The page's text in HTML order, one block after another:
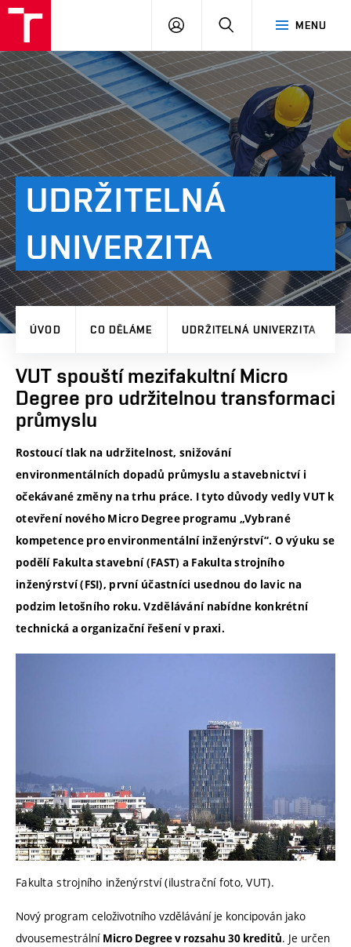
MENU
PŘIHLÁSIT
UDRŽITELNÁ
UNIVERZITA
ÚVOD CO DĚLÁME UDRŽITELNÁ UNIVERZITA
VUT spouští mezifakultní Micro
Degree pro udržitelnou transformaci
průmyslu
Rostoucí tlak na udržitelnost, snižování
environmentálních dopadů průmyslu a stavebnictví i
očekávané změny na trhu práce. I tyto důvody vedly VUT k
otevření nového Micro Degree programu „Vybrané
kompetence pro environmentální inženýrství“. O výuku se
podělí Fakulta stavební (FAST) a Fakulta strojního
inženýrství (FSI), první účastníci usednou do lavic na
podzim letošního roku. Vzdělávání nabídne konkrétní
technická a organizační řešení v praxi.
Fakulta strojního inženýrství (ilustrační foto, VUT).
Nový program celoživotního vzdělávání je koncipován jako
dvousemestrální Micro Degree v rozsahu 30 kreditů. Je určen